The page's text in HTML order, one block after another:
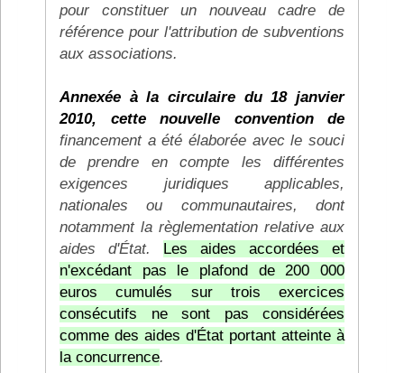
pour constituer un nouveau cadre de
référence pour l'attribution de subventions
aux associations.
Annexée à la circulaire du 18 janvier
2010, cette nouvelle convention de
financement a été élaborée avec le souci
de prendre en compte les différentes
exigences juridiques applicables,
nationales ou communautaires, dont
notamment la règlementation relative aux
aides d'État. Les aides accordées et
n'excédant pas le plafond de 200 000
euros cumulés sur trois exercices
consécutifs ne sont pas considérées
comme des aides d'État portant atteinte à
la concurrence.